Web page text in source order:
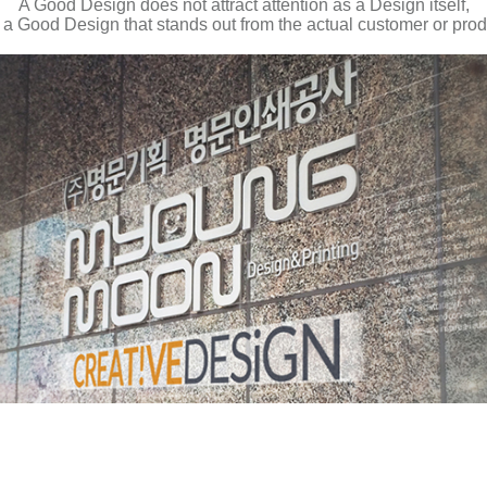
A Good Design does not attract attention as a Design itself,
Good Design that stands out from the actual customer or